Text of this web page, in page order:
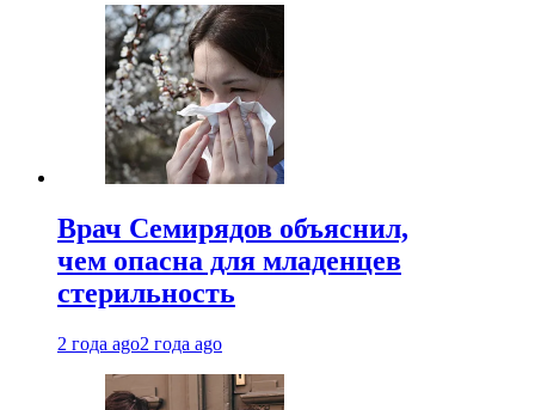
Врач Семирядов объяснил,
чем опасна для младенцев
стерильность
2 года ago2 года ago